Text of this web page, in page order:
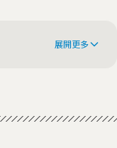
展開更多
Korea’s